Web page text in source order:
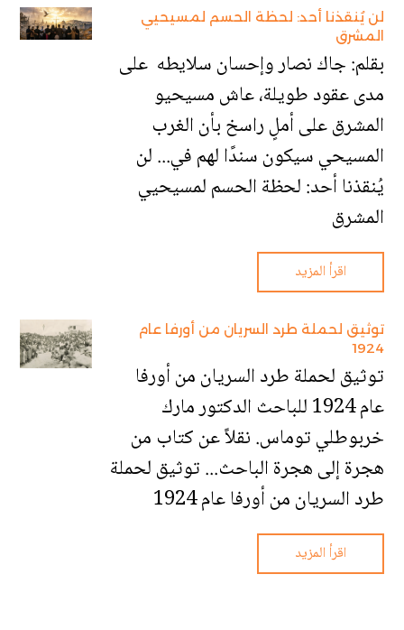
لن يُنقذنا أحد: لحظة الحسم لمسيحيي
المشرق
بقلم: جاك نصار وإحسان سلايطه على
مدى عقود طويلة، عاش مسيحيو
المشرق على أملٍ راسخ بأن الغرب
المسيحي سيكون سندًا لهم في... لن
يُنقذنا أحد: لحظة الحسم لمسيحيي
المشرق
اقرأ المزيد
توثيق لحملة طرد السريان من أورفا عام
1924
توثيق لحملة طرد السريان من أورفا
عام 1924 للباحث الدكتور مارك
خربوطلي توماس. نقلاً عن كتاب من
هجرة إلى هجرة الباحث... توثيق لحملة
طرد السريان من أورفا عام 1924
اقرأ المزيد